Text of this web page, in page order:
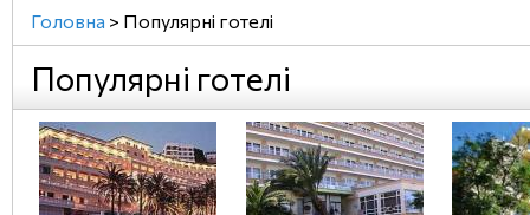
Головна > Популярні готелі
Популярні готелі